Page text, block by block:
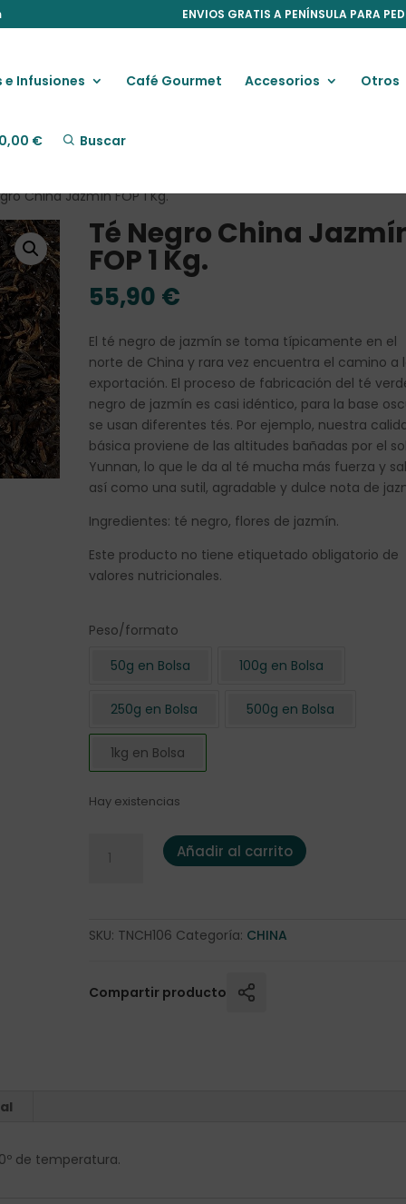
ENVIOS GRATIS A PENÍNSULA PARA
e Infusiones Café Gourmet Accesorios Otros
0,00 € Buscar
China Jazmín FOP 1 Kg.
Té Negro China
FOP 1 Kg.
55,90 €
El té negro de jazmín se toma típicamente en el
norte de China y rara vez encuentra el camino a
exportación. El proceso de fabricación del té
negro de jazmín es casi idéntico, para la base
se usan diferentes tés. Por ejemplo, nuestra
básica proviene de las altitudes bañadas por el
Yunnan, lo que le da al té mucha más fuerza y
así como una sutil, agradable y dulce nota de
Ingredientes: té negro, flores de jazmín.
Este producto no tiene etiquetado obligatorio de
valores nutricionales.
Peso/formato
50g en Bolsa
100g en Bolsa
250g en Bolsa 500g en Bolsa
1kg en Bolsa
Hay existencias
Té Negro China Jazmín FOP 1 Kg. cantidad
Añadir al carrito
SKU: TNCH106 Categoría: CHINA
Compartir producto
de temperatura.